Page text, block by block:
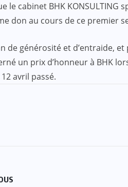
le cabinet BHK
don au cours de ce premier
de générosité et d’entraide,
un prix d’honneur à BHK
avril passé.
2024 : Une présence
du Dr Lidi Bessi Kama